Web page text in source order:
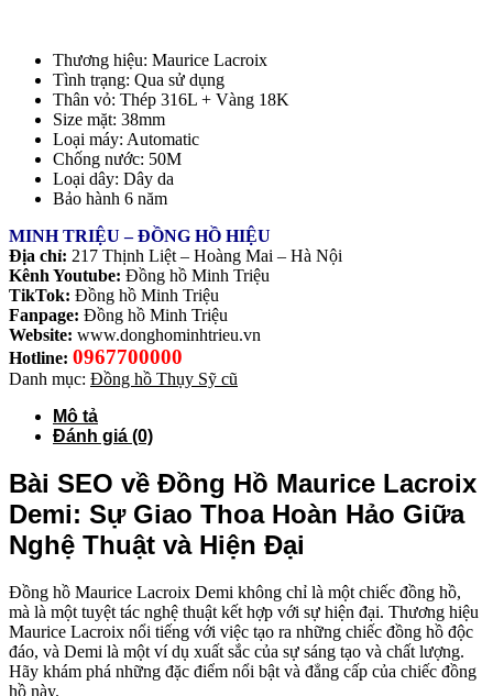
Thương hiệu: Maurice Lacroix
Tình trạng: Qua sử dụng
Thân vỏ: Thép 316L + Vàng 18K
Size mặt: 38mm
Loại máy: Automatic
Chống nước: 50M
Loại dây: Dây da
Bảo hành 6 năm
MINH TRIỆU – ĐỒNG HỒ HIỆU
Địa chỉ: 217 Thịnh Liệt – Hoàng Mai – Hà Nội
Kênh Youtube: Đồng hồ Minh Triệu
TikTok: Đồng hồ Minh Triệu
Fanpage: Đồng hồ Minh Triệu
Website: www.donghominhtrieu.vn
Hotline: 0967700000
Danh mục: Đồng hồ Thụy Sỹ cũ
Mô tả
Đánh giá (0)
Bài SEO về Đồng Hồ Maurice Lacroix
Demi: Sự Giao Thoa Hoàn Hảo Giữa
Nghệ Thuật và Hiện Đại
Đồng hồ Maurice Lacroix Demi không chỉ là một chiếc đồng hồ,
mà là một tuyệt tác nghệ thuật kết hợp với sự hiện đại. Thương hiệu
Maurice Lacroix nổi tiếng với việc tạo ra những chiếc đồng hồ độc
đáo, và Demi là một ví dụ xuất sắc của sự sáng tạo và chất lượng.
Hãy khám phá những đặc điểm nổi bật và đẳng cấp của chiếc đồng
hồ này.